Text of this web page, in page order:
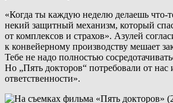
«Когда ты каждую неделю делаешь что-
некий защитный механизм, который
от комплексов и страхов». Азулей
к конвейерному производству мешает
Тебе не надо полностью
Но „Пять докторов“ потребовали от нас
ответственности».